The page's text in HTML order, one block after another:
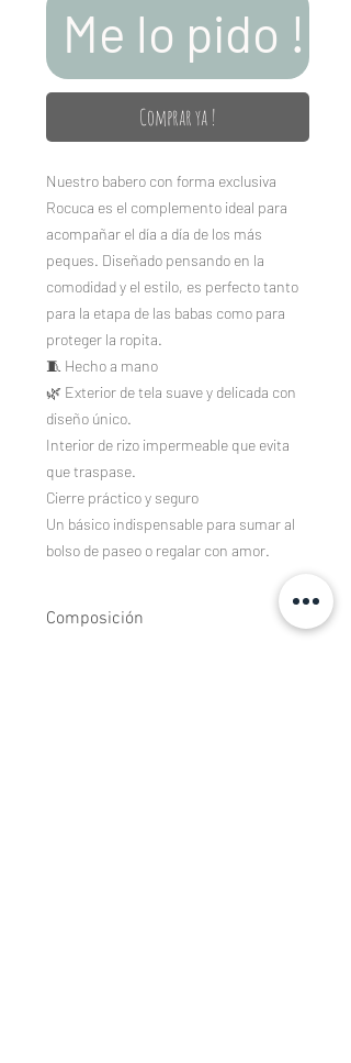
Me lo pido !
Comprar ya !
Nuestro babero con forma exclusiva
Rocuca es el complemento ideal para
acompañar el día a día de los más
peques. Diseñado pensando en la
comodidad y el estilo, es perfecto tanto
para la etapa de las babas como para
proteger la ropita.
🧵 Hecho a mano
🌿 Exterior de tela suave y delicada con
diseño único.
Interior de rizo impermeable que evita
que traspase.
Cierre práctico y seguro
Un básico indispensable para sumar al
bolso de paseo o regalar con amor.
Composición